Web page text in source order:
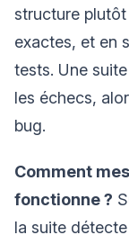
structure
exactes, et en
tests. Une
les échecs,
bug.
Comment
fonctionne ?
la suite